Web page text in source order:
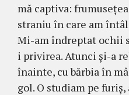
mă captiva:
straniu în care am
Mi-am îndreptat ochii
i privirea. Atunci şi-a
înainte, cu bărbia în
gol. O studiam pe